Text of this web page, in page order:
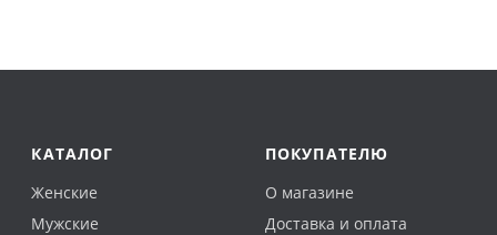
КАТАЛОГ
Женские
Мужские
ПОКУПАТЕЛЮ
О магазине
Доставка и оплата